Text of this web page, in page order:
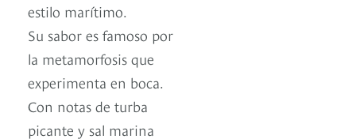
estilo marítimo.
Su sabor es famoso por
la metamorfosis que
experimenta en boca.
Con notas de turba
picante y sal marina